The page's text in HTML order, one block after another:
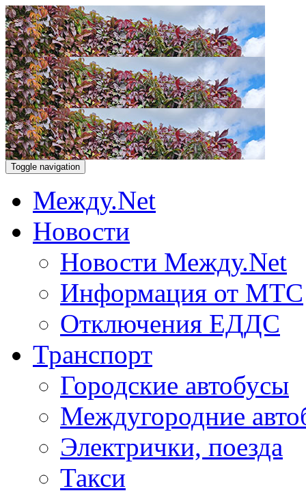
Toggle navigation
Между.Net
Новости
Новости Между.Net
Информация от МТС
Отключения ЕДДС
Транспорт
Городские автобусы
Междугородние
Электрички, поезда
Такси